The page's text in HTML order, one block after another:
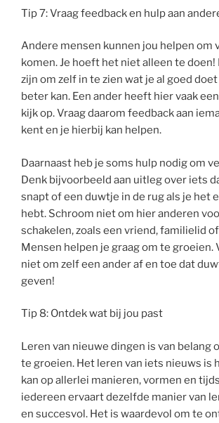
Tip 7: Vraag feedback en hulp aan
Andere mensen kunnen jou helpen om
komen. Je hoeft het niet alleen te doen!
zijn om zelf in te zien wat je al goed
beter kan. Een ander heeft hier vaak
kijk op. Vraag daarom feedback aan
kent en je hierbij kan helpen.
Daarnaast heb je soms hulp nodig om
Denk bijvoorbeeld aan uitleg over iets
snapt of een duwtje in de rug als je het
hebt. Schroom niet om hier anderen
schakelen, zoals een vriend, familielid
Mensen helpen je graag om te groeien.
niet om zelf een ander af en toe dat
geven!
Tip 8: Ontdek wat bij jou past
Leren van nieuwe dingen is van belang
te groeien. Het leren van iets nieuws is
kan op allerlei manieren, vormen en
iedereen ervaart dezelfde manier van
en succesvol. Het is waardevol om te